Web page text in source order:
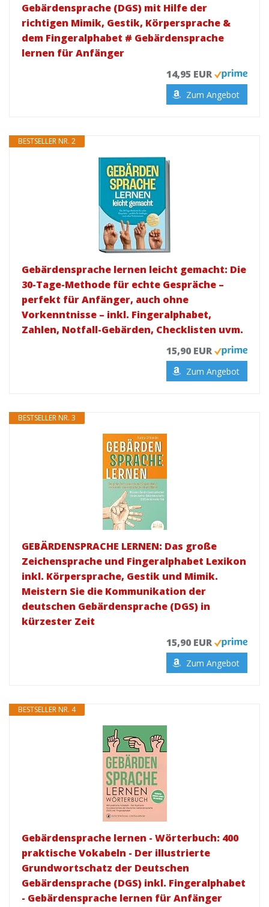
Gebärdensprache (DGS) mit Hilfe der
richtigen Mimik, Gestik, Körpersprache &
dem Fingeralphabet # Gebärdensprache
lernen für Anfänger
14,95 EUR
Zum Angebot
BESTSELLER NR. 2
Gebärdensprache lernen leicht gemacht: Die
30-Tage-Methode für echte Gespräche –
perfekt für Anfänger, auch ohne
Vorkenntnisse – inkl. Fingeralphabet,
Zahlen, Notfall-Gebärden, Checklisten uvm.
15,90 EUR
Zum Angebot
BESTSELLER NR. 3
GEBÄRDENSPRACHE LERNEN: Das große
Zeichensprache und Fingeralphabet Lexikon
inkl. Körpersprache, Gestik und Mimik.
Meistern Sie die Kommunikation der
deutschen Gebärdensprache (DGS) in
kürzester Zeit
15,90 EUR
Zum Angebot
BESTSELLER NR. 4
Gebärdensprache lernen - Wörterbuch: 400
praktische Vokabeln - Der illustrierte
Grundwortschatz der Deutschen
Gebärdensprache (DGS) inkl. Fingeralphabet
- Gebärdensprache lernen für Anfänger